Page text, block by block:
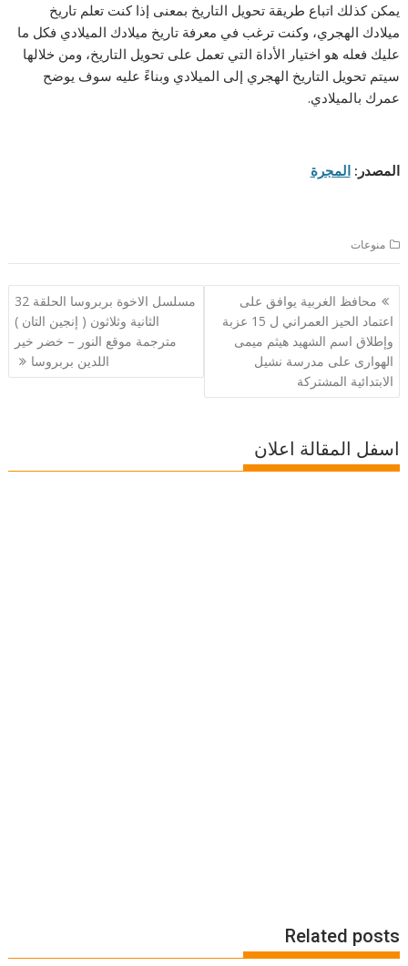
يمكن كذلك اتباع طريقة تحويل التاريخ بمعنى إذا كنت تعلم تاريخ
ميلادك الهجري، وكنت ترغب في معرفة تاريخ ميلادك الميلادي فكل ما
عليك فعله هو اختيار الأداة التي تعمل على تحويل التاريخ، ومن خلالها
سيتم تحويل التاريخ الهجري إلى الميلادي وبناءً عليه سوف يوضح
عمرك بالميلادي.
المصدر :المجرة
منوعات
تصفّح
المقالات
محافظ الغربية يوافق على
اعتماد الحيز العمراني ل 15 عزبة
وإطلاق اسم الشهيد هيثم ميمى
الهوارى على مدرسة نشيل
الابتدائية المشتركة
مسلسل الاخوة بربروسا الحلقة 32
الثانية وثلاثون ( إنجين التان )
مترجمة موقع النور – خضر خير
اللدين بربروسا
اسفل المقالة اعلان
Related posts